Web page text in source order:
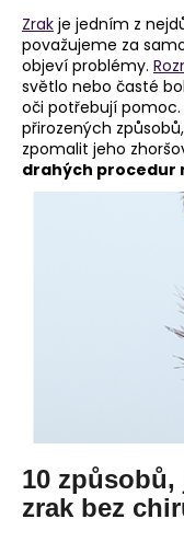
Zrak je jedním z
považujeme za
objeví problémy.
světlo nebo časté
oči potřebují pomoc.
přirozených
zpomalit jeho
drahých procedur
10
zrak bez
a
j
í
t
?
u
č
u